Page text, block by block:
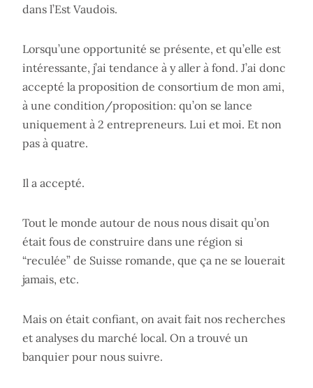
dans l’Est Vaudois.
Lorsqu’une opportunité se présente, et qu’elle est
intéressante, j’ai tendance à y aller à fond. J’ai donc
accepté la proposition de consortium de mon ami,
à une condition/proposition: qu’on se lance
uniquement à 2 entrepreneurs. Lui et moi. Et non
pas à quatre.
Il a accepté.
Tout le monde autour de nous nous disait qu’on
était fous de construire dans une région si
“reculée” de Suisse romande, que ça ne se louerait
jamais, etc.
Mais on était confiant, on avait fait nos recherches
et analyses du marché local. On a trouvé un
banquier pour nous suivre.